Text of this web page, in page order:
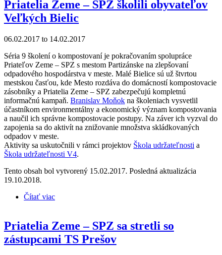
Priatelia Zeme – SPZ školili obyvateľov
Veľkých Bielic
06.02.2017 to 14.02.2017
Séria 9 školení o kompostovaní je pokračovaním spolupráce
Priateľov Zeme – SPZ s mestom Partizánske na zlepšovaní
odpadového hospodárstva v meste. Malé Bielice sú už štvrtou
mestskou časťou, kde Mesto rozdáva do domácností kompostovacie
zásobníky a Priatelia Zeme – SPZ zabezpečujú kompletnú
informačnú kampaň. Branislav Moňok na školeniach vysvetlil
účastníkom environmentálny a ekonomický význam kompostovania
a naučil ich správne kompostovacie postupy. Na záver ich vyzval do
zapojenia sa do aktivít na znižovanie množstva skládkovaných
odpadov v meste.
Aktivity sa uskutočnili v rámci projektov Škola udržateľnosti a
Škola udržateľnosti V4.
Tento obsah bol vytvorený 15.02.2017. Posledná aktualizácia
19.10.2018.
Čítať viac
Priatelia Zeme – SPZ sa stretli so
zástupcami TS Prešov